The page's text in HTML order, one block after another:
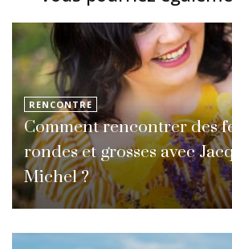
RENCONTRE
Comment rencontrer des
rondes et grosses avec
Michel ?